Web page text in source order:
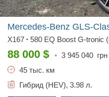
Mercedes-Benz GLS-
X167 • 580 EQ Boost G-tronic
88 000 $ • 3 945 040 грн
45 тыс. км
Гибрид (HEV), 3.98 л.